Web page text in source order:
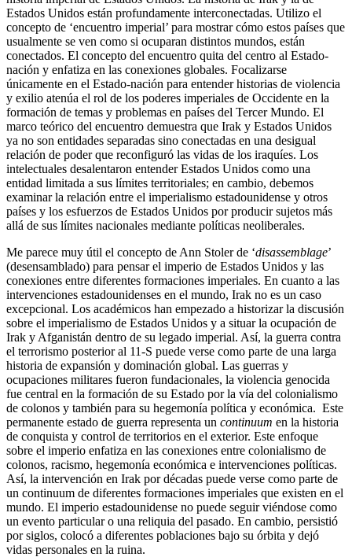
Estados Unidos están profundamente interconectadas. Utilizo el
concepto de ‘encuentro imperial’ para mostrar cómo estos países que
usualmente se ven como si ocuparan distintos mundos, están
conectados. El concepto del encuentro quita del centro al Estado-
nación y enfatiza en las conexiones globales. Focalizarse
únicamente en el Estado-nación para entender historias de violencia
y exilio atenúa el rol de los poderes imperiales de Occidente en la
formación de temas y problemas en países del Tercer Mundo. El
marco teórico del encuentro demuestra que Irak y Estados Unidos
ya no son entidades separadas sino conectadas en una desigual
relación de poder que reconfiguró las vidas de los iraquíes. Los
intelectuales desalentaron entender Estados Unidos como una
entidad limitada a sus límites territoriales; en cambio, debemos
examinar la relación entre el imperialismo estadounidense y otros
países y los esfuerzos de Estados Unidos por producir sujetos más
allá de sus límites nacionales mediante políticas neoliberales.
Me parece muy útil el concepto de Ann Stoler de ‘disassemblage’
(desensamblado) para pensar el imperio de Estados Unidos y las
conexiones entre diferentes formaciones imperiales. En cuanto a las
intervenciones estadounidenses en el mundo, Irak no es un caso
excepcional. Los académicos han empezado a historizar la discusión
sobre el imperialismo de Estados Unidos y a situar la ocupación de
Irak y Afganistán dentro de su legado imperial. Así, la guerra contra
el terrorismo posterior al 11-S puede verse como parte de una larga
historia de expansión y dominación global. Las guerras y
ocupaciones militares fueron fundacionales, la violencia genocida
fue central en la formación de su Estado por la vía del colonialismo
de colonos y también para su hegemonía política y económica. Este
permanente estado de guerra representa un continuum en la historia
de conquista y control de territorios en el exterior. Este enfoque
sobre el imperio enfatiza en las conexiones entre colonialismo de
colonos, racismo, hegemonía económica e intervenciones políticas.
Así, la intervención en Irak por décadas puede verse como parte de
un continuum de diferentes formaciones imperiales que existen en el
mundo. El imperio estadounidense no puede seguir viéndose como
un evento particular o una reliquia del pasado. En cambio, persistió
por siglos, colocó a diferentes poblaciones bajo su órbita y dejó
vidas personales en la ruina.